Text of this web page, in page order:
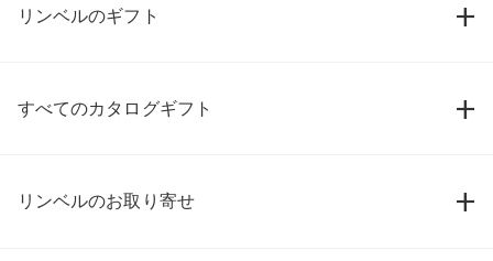
リンベルのギフト
すべてのカタログギフト
リンベルのお取り寄せ